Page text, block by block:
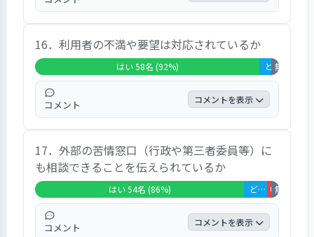
「はい」の回答は98.4%、「どちらともいえ
ない」の回答は1.6%であった｡ 自由意見で
は、特に参考になるような意見は寄せられて
いなかった。
16．利用者の不満や要望は対応されているか
はい 58名 (92%) どちらともいえない 3名 (5%)
無回答・
コメント コメントを表示
「はい」の回答は92.1%、「どちらともいえ
ない」の回答は4.8%、「無回答・非該当」
の回答は3.2%であった｡ 自由意見では、「し
てほしいことを伝え、できることはやってい
ただき、できないことはごめんなさいと伝え
てくれます」という声が寄せられていた。
17．外部の苦情窓口（行政や第三者委員等）に
も相談できることを伝えられているか
はい 54名 (86%) どちらともいえない 6名 (10%) いいえ 1名
無回答・
コメント コメントを表示